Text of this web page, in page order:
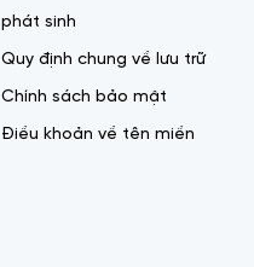
phát sinh
Quy định chung về lưu trữ
Chính sách bảo mật
Điều khoản về tên miền